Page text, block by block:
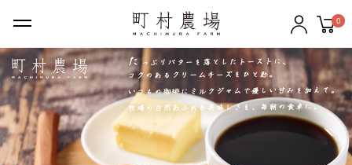
0
ギフトセット バター